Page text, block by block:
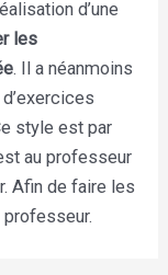
d’une
les
. Il a néanmoins
style est par
au professeur
Afin de faire les